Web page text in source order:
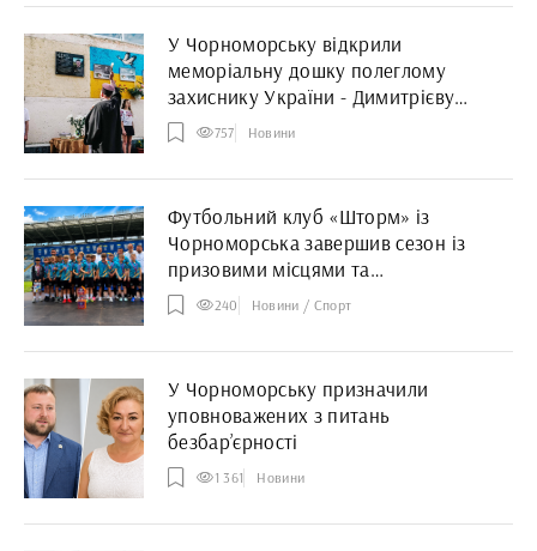
У Чорноморську відкрили
меморіальну дошку полеглому
захиснику України - Димитрієву
Олександру
757 Новини
Футбольний клуб «Шторм» із
Чорноморська завершив сезон із
призовими місцями та
індивідуальними відзнаками
240 Новини / Спорт
У Чорноморську призначили
уповноважених з питань
безбар’єрності
1 361 Новини